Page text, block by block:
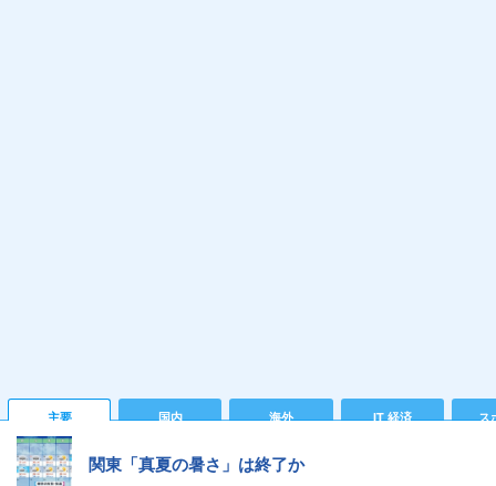
主要 国内 海外 IT 経済 ス
関東「真夏の暑さ」は終了か